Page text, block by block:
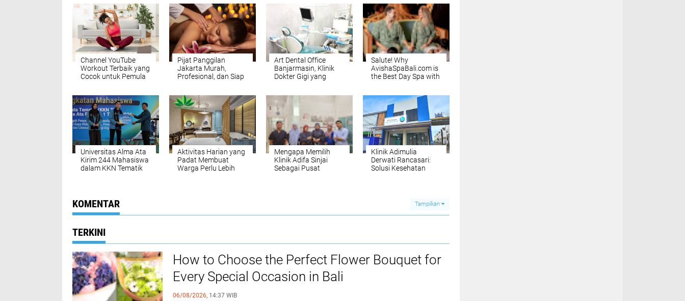
Channel YouTube
Workout Terbaik yang
Cocok untuk Pemula
Pijat Panggilan
Jakarta Murah,
Profesional, dan Siap
Art Dental Office
Banjarmasin, Klinik
Dokter Gigi yang
Salute! Why
AvishaSpaBali.com is
the Best Day Spa with
Couple Massage
Room
Universitas Alma Ata
Kirim 244 Mahasiswa
dalam KKN Tematik
Aktivitas Harian yang
Padat Membuat
Warga Perlu Lebih
Mengapa Memilih
Klinik Adifa Sinjai
Sebagai Pusat
Klinik Adimulia
Derwati Rancasari:
Solusi Kesehatan
KOMENTAR Tampilkan
TERKINI
How to Choose the Perfect Flower Bouquet for
Every Special Occasion in Bali
06/08/2026, 14:37 WIB